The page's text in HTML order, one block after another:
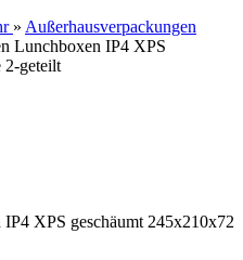
» Außerhausverpackungen
Lunchboxen IP4 XPS
2-geteilt
XPS geschäumt 245x210x72